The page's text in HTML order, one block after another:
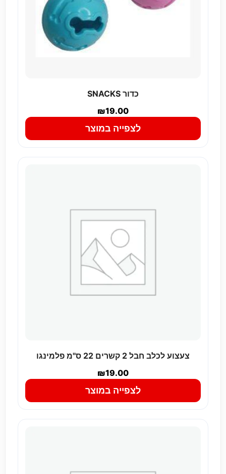
כדור SNACKS
₪19.00
לצפייה במוצר
צעצוע לכלב חבל 2 קשרים 22 ס"מ פלמינגו
₪19.00
לצפייה במוצר